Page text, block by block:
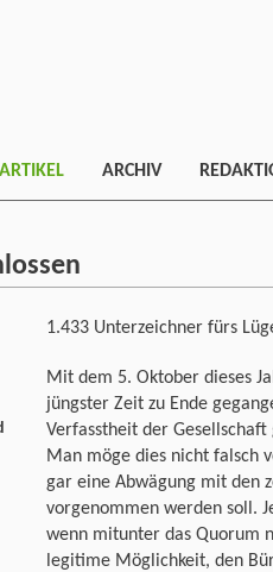
ARTIKEL ARCHIV
1.433 Unterzeichner fürs
Mit dem 5. Oktober dieses
jüngster Zeit zu Ende
Verfasstheit der Gesellschaft
Man möge dies nicht falsch
gar eine Abwägung mit den
vorgenommen werden soll.
wenn mitunter das Quorum
legitime Möglichkeit, den